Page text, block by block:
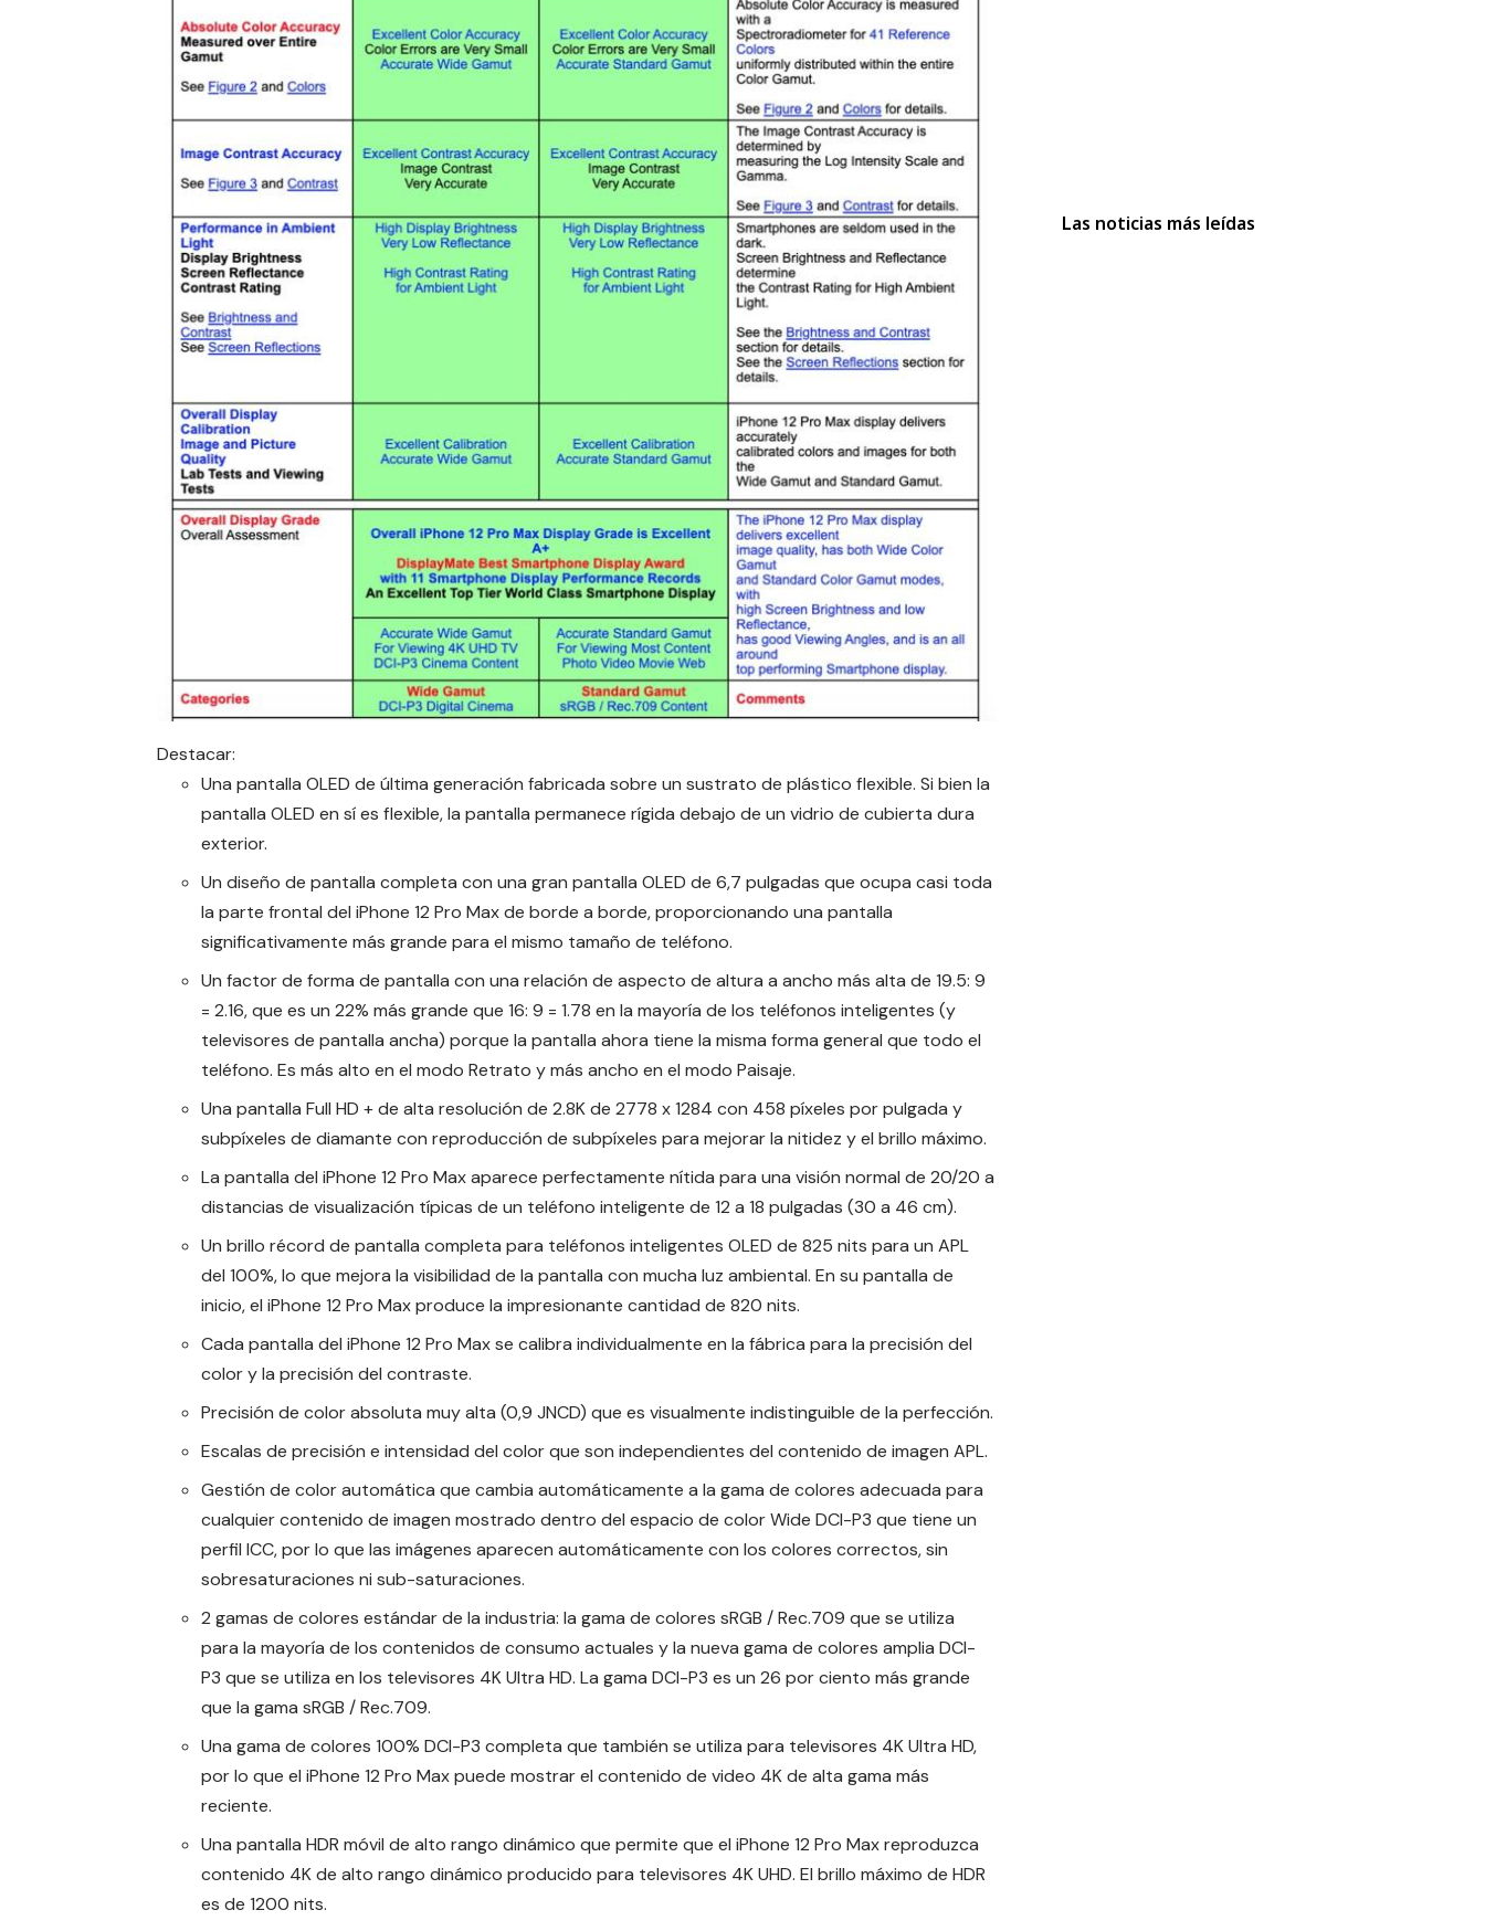
Destacar:
Una pantalla OLED de última generación fabricada sobre un sustrato de plástico flexible. Si bien la
pantalla OLED en sí es flexible, la pantalla permanece rígida debajo de un vidrio de cubierta dura
exterior.
Un diseño de pantalla completa con una gran pantalla OLED de 6,7 pulgadas que ocupa casi toda
la parte frontal del iPhone 12 Pro Max de borde a borde, proporcionando una pantalla
significativamente más grande para el mismo tamaño de teléfono.
Un factor de forma de pantalla con una relación de aspecto de altura a ancho más alta de 19.5: 9
= 2.16, que es un 22% más grande que 16: 9 = 1.78 en la mayoría de los teléfonos inteligentes (y
televisores de pantalla ancha) porque la pantalla ahora tiene la misma forma general que todo el
teléfono. Es más alto en el modo Retrato y más ancho en el modo Paisaje.
Una pantalla Full HD + de alta resolución de 2.8K de 2778 x 1284 con 458 píxeles por pulgada y
subpíxeles de diamante con reproducción de subpíxeles para mejorar la nitidez y el brillo máximo.
La pantalla del iPhone 12 Pro Max aparece perfectamente nítida para una visión normal de 20/20 a
distancias de visualización típicas de un teléfono inteligente de 12 a 18 pulgadas (30 a 46 cm).
Un brillo récord de pantalla completa para teléfonos inteligentes OLED de 825 nits para un APL
del 100%, lo que mejora la visibilidad de la pantalla con mucha luz ambiental. En su pantalla de
inicio, el iPhone 12 Pro Max produce la impresionante cantidad de 820 nits.
Cada pantalla del iPhone 12 Pro Max se calibra individualmente en la fábrica para la precisión del
color y la precisión del contraste.
Precisión de color absoluta muy alta (0,9 JNCD) que es visualmente indistinguible de la perfección.
Escalas de precisión e intensidad del color que son independientes del contenido de imagen APL.
Gestión de color automática que cambia automáticamente a la gama de colores adecuada para
cualquier contenido de imagen mostrado dentro del espacio de color Wide DCI-P3 que tiene un
perfil ICC, por lo que las imágenes aparecen automáticamente con los colores correctos, sin
sobresaturaciones ni sub-saturaciones.
2 gamas de colores estándar de la industria: la gama de colores sRGB / Rec.709 que se utiliza
para la mayoría de los contenidos de consumo actuales y la nueva gama de colores amplia DCI-
P3 que se utiliza en los televisores 4K Ultra HD. La gama DCI-P3 es un 26 por ciento más grande
que la gama sRGB / Rec.709.
Una gama de colores 100% DCI-P3 completa que también se utiliza para televisores 4K Ultra HD,
por lo que el iPhone 12 Pro Max puede mostrar el contenido de video 4K de alta gama más
reciente.
Una pantalla HDR móvil de alto rango dinámico que permite que el iPhone 12 Pro Max reproduzca
contenido 4K de alto rango dinámico producido para televisores 4K UHD. El brillo máximo de HDR
es de 1200 nits.
Las noticias más leídas